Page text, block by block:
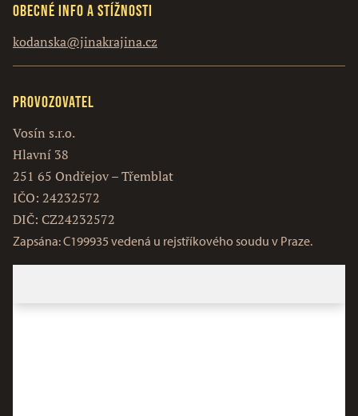
Obecné info a stížnosti
kodanska@jinakrajina.cz
Provozovatel
Vosín s.r.o.
Hlavní 38
251 65 Ondřejov – Třemblat
IČO: 24232572
DIČ: CZ24232572
Zapsána: C199935 vedená u rejstříkového soudu v Praze.